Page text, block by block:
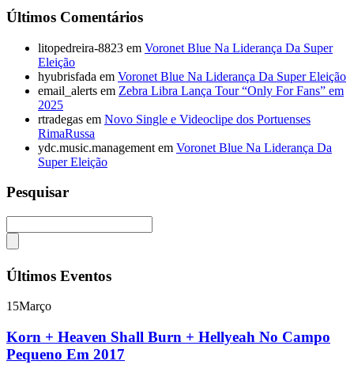
Últimos Comentários
litopedreira-8823 em Voronet Blue Na Liderança Da Super
Eleição
hyubrisfada em Voronet Blue Na Liderança Da Super Eleição
email_alerts em Zebra Libra Lança Tour “Only For Fans” em
2025
rtradegas em Novo Single e Videoclipe dos Portuenses
RimaRussa
ydc.music.management em Voronet Blue Na Liderança Da
Super Eleição
Pesquisar
Últimos Eventos
15Março
Korn + Heaven Shall Burn + Hellyeah No Campo
Pequeno Em 2017